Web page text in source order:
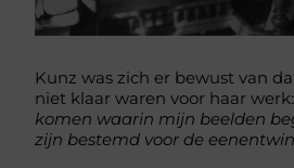
Kunz was zich er bewust van
niet klaar waren voor haar werk:
komen waarin mijn beelden
zijn bestemd voor de